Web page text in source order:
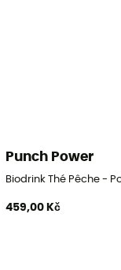
Punch Power
Biodrink Thé Pêche -
459,00 Kč